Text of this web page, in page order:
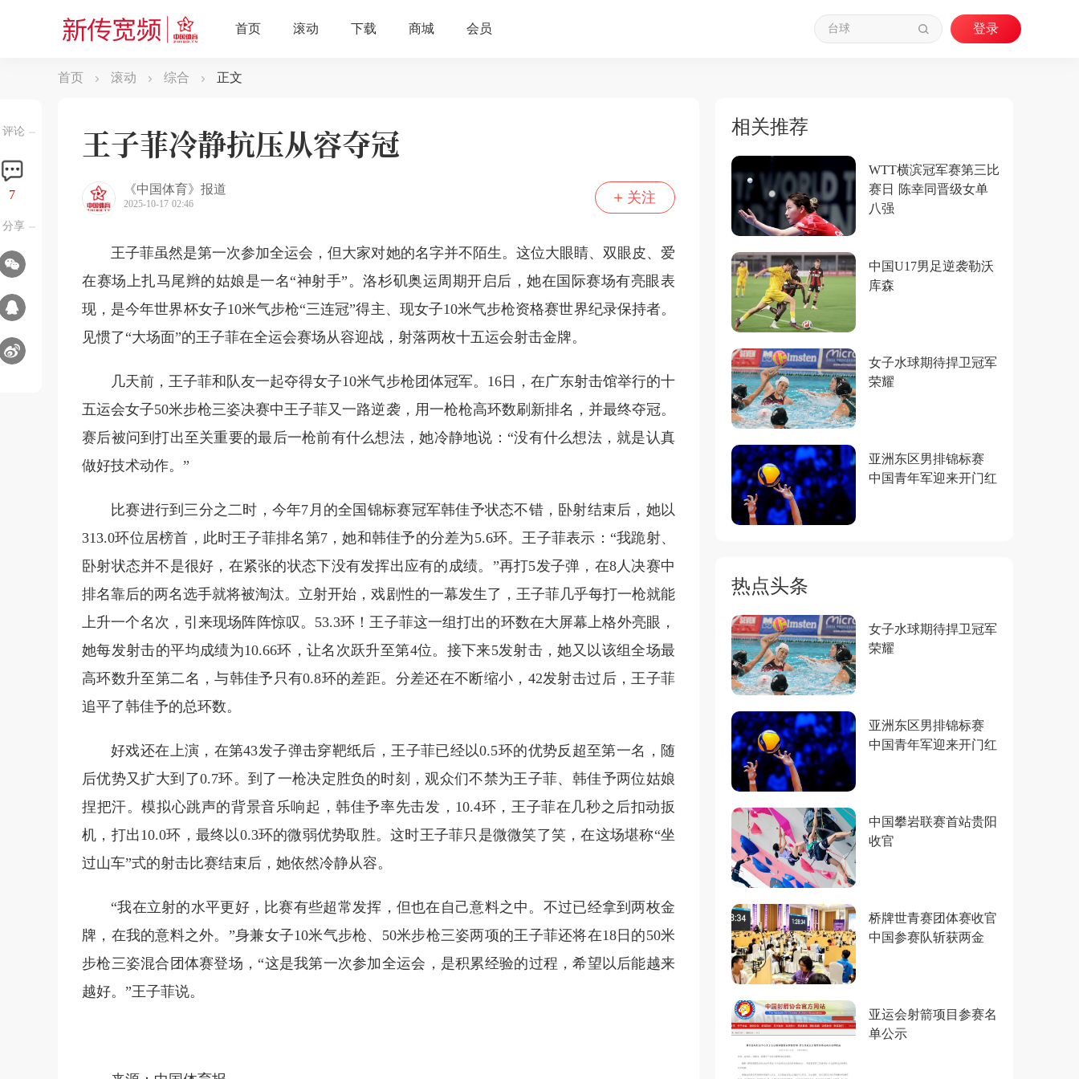
首页 滚动 综合 正文
评论
7
分享
王子菲冷静抗压从容夺冠
《中国体育》报道
2025-10-17 02:46 关注
王子菲虽然是第一次参加全运会，但大家对她的名字并不陌生。这位大眼睛、双眼皮、爱
在赛场上扎马尾辫的姑娘是一名“神射手”。洛杉矶奥运周期开启后，她在国际赛场有亮眼表
现，是今年世界杯女子10米气步枪“三连冠”得主、现女子10米气步枪资格赛世界纪录保持者。
见惯了“大场面”的王子菲在全运会赛场从容迎战，射落两枚十五运会射击金牌。
几天前，王子菲和队友一起夺得女子10米气步枪团体冠军。16日，在广东射击馆举行的十
五运会女子50米步枪三姿决赛中王子菲又一路逆袭，用一枪枪高环数刷新排名，并最终夺冠。
赛后被问到打出至关重要的最后一枪前有什么想法，她冷静地说：“没有什么想法，就是认真
做好技术动作。”
比赛进行到三分之二时，今年7月的全国锦标赛冠军韩佳予状态不错，卧射结束后，她以
313.0环位居榜首，此时王子菲排名第7，她和韩佳予的分差为5.6环。王子菲表示：“我跪射、
卧射状态并不是很好，在紧张的状态下没有发挥出应有的成绩。”再打5发子弹，在8人决赛中
排名靠后的两名选手就将被淘汰。立射开始，戏剧性的一幕发生了，王子菲几乎每打一枪就能
上升一个名次，引来现场阵阵惊叹。53.3环！王子菲这一组打出的环数在大屏幕上格外亮眼，
她每发射击的平均成绩为10.66环，让名次跃升至第4位。接下来5发射击，她又以该组全场最
高环数升至第二名，与韩佳予只有0.8环的差距。分差还在不断缩小，42发射击过后，王子菲
追平了韩佳予的总环数。
好戏还在上演，在第43发子弹击穿靶纸后，王子菲已经以0.5环的优势反超至第一名，随
后优势又扩大到了0.7环。到了一枪决定胜负的时刻，观众们不禁为王子菲、韩佳予两位姑娘
捏把汗。模拟心跳声的背景音乐响起，韩佳予率先击发，10.4环，王子菲在几秒之后扣动扳
机，打出10.0环，最终以0.3环的微弱优势取胜。这时王子菲只是微微笑了笑，在这场堪称“坐
过山车”式的射击比赛结束后，她依然冷静从容。
“我在立射的水平更好，比赛有些超常发挥，但也在自己意料之中。不过已经拿到两枚金
牌，在我的意料之外。”身兼女子10米气步枪、50米步枪三姿两项的王子菲还将在18日的50米
步枪三姿混合团体赛登场，“这是我第一次参加全运会，是积累经验的过程，希望以后能越来
越好。”王子菲说。
相关推荐
WTT横滨冠军赛第三比
赛日 陈幸同晋级女单
八强
中国U17男足逆袭勒沃
库森
女子水球期待捍卫冠军
荣耀
亚洲东区男排锦标赛
中国青年军迎来开门红
热点头条
女子水球期待捍卫冠军
荣耀
亚洲东区男排锦标赛
中国青年军迎来开门红
中国攀岩联赛首站贵阳
收官
桥牌世青赛团体赛收官
中国参赛队斩获两金
亚运会射箭项目参赛名
单公示